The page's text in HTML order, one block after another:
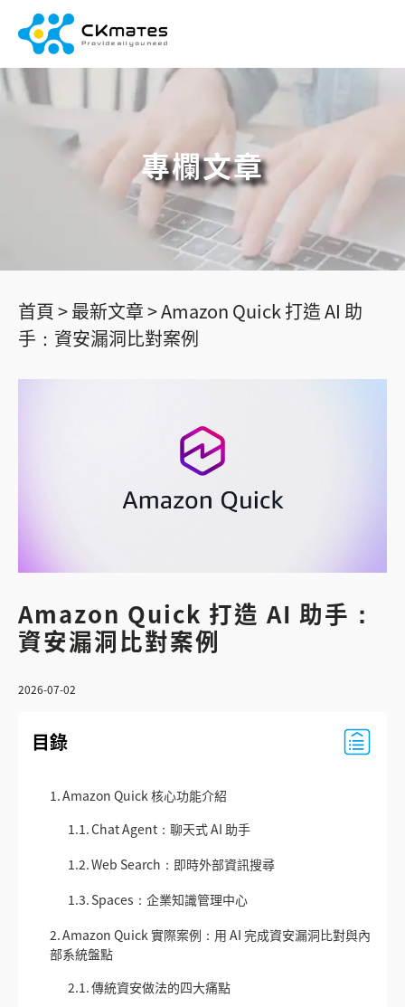
專欄文章
首頁 >最新文章 >Amazon Quick 打造 AI 助
手：資安漏洞比對案例
Amazon Quick 打造 AI 助手：
資安漏洞比對案例
2026-07-02
目錄
1.Amazon Quick 核心功能介紹
1.1.Chat Agent：聊天式 AI 助手
1.2.Web Search：即時外部資訊搜尋
1.3. Spaces：企業知識管理中心
2.Amazon Quick 實際案例：用 AI 完成資安漏洞比對與內
部系統盤點
2.1.傳統資安做法的四大痛點